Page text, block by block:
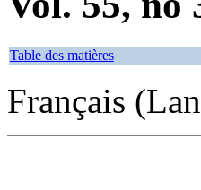
Table des matières
Français